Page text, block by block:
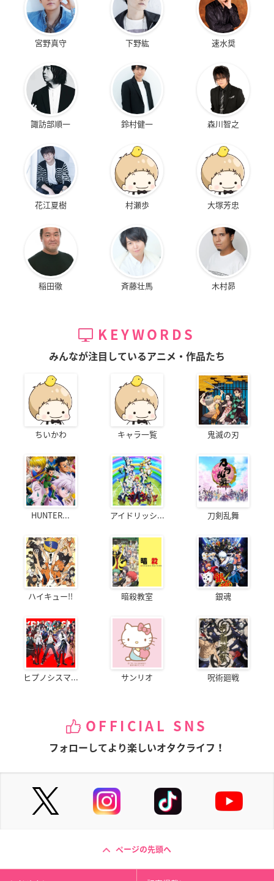
宮野真守 下野紘 速水奨
諏訪部順一 鈴村健一 森川智之
花江夏樹 村瀬歩 大塚芳忠
稲田徹 斉藤壮馬 木村昴
KEYWORDS
みんなが注目しているアニメ・作品たち
ちいかわ キャラ一覧 鬼滅の刃
HUNTER... アイドリッシ... 刀剣乱舞
ハイキュー!! 暗殺教室 銀魂
ヒプノシスマ... サンリオ 呪術廻戦
OFFICIAL SNS
フォローしてより楽しいオタクライフ！
ページの先頭へ